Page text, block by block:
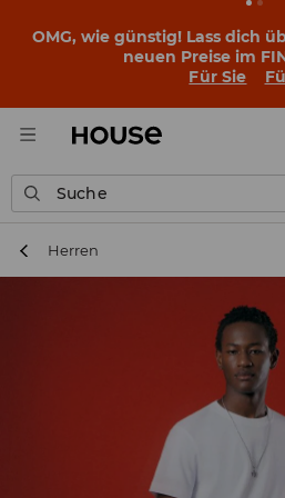
BACK TO SCHOOL 📒Die besten
noch vor dem ersten Klingeln.
Outfit ins
Für Sie
Suche
Herren